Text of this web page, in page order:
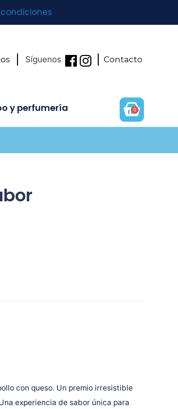
Síguenos Contacto
y perfumería 0
con queso. Un premio irresistible
experiencia de sabor única para